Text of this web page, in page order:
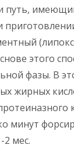
путь,
этого
фазы. В
жирных
минут
мес.